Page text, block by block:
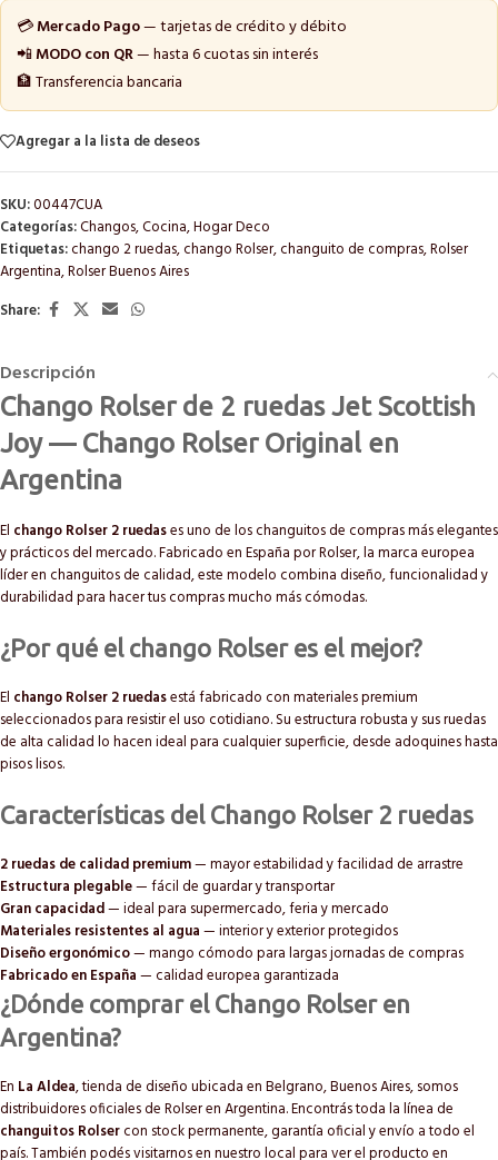
💳Mercado Pago— tarjetas de crédito y débito
📲MODO con QR— hasta 6 cuotas sin interés
🏦 Transferencia bancaria
Agregar a la lista de deseos
SKU:00447CUA
Categorías:Changos,Cocina,Hogar Deco
Etiquetas:chango 2 ruedas,chango Rolser,changuito de compras,Rolser
Argentina,Rolser Buenos Aires
Share:
Descripción
Chango Rolser de 2 ruedas Jet Scottish
Joy — Chango Rolser Original en
Argentina
El chango Rolser 2 ruedases uno de los changuitos de compras más elegantes
y prácticos del mercado. Fabricado en España por Rolser, la marca europea
líder en changuitos de calidad, este modelo combina diseño, funcionalidad y
durabilidad para hacer tus compras mucho más cómodas.
¿Por qué el chango Rolser es el mejor?
El chango Rolser 2 ruedasestá fabricado con materiales premium
seleccionados para resistir el uso cotidiano. Su estructura robusta y sus ruedas
de alta calidad lo hacen ideal para cualquier superficie, desde adoquines hasta
pisos lisos.
Características del Chango Rolser 2 ruedas
2 ruedas de calidad premium— mayor estabilidad y facilidad de arrastre
Estructura plegable— fácil de guardar y transportar
Gran capacidad— ideal para supermercado, feria y mercado
Materiales resistentes al agua— interior y exterior protegidos
Diseño ergonómico— mango cómodo para largas jornadas de compras
Fabricado en España— calidad europea garantizada
¿Dónde comprar el Chango Rolser en
Argentina?
En La Aldea, tienda de diseño ubicada en Belgrano, Buenos Aires, somos
distribuidores oficiales de Rolser en Argentina. Encontrás toda la línea de
changuitos Rolsercon stock permanente, garantía oficial y envío a todo el
país. También podés visitarnos en nuestro local para ver el producto en